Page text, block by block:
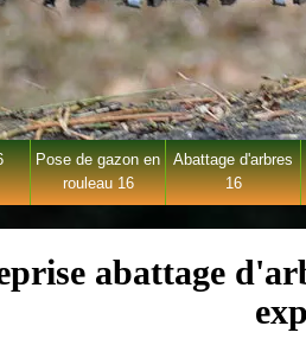
Pose de gazon en
rouleau 16
Abattage d'arbres
16
abattage